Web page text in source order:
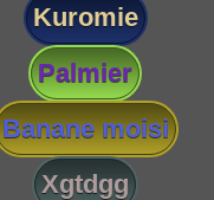
Kuromie
Palmier
Banane moisi
Xgtdgg